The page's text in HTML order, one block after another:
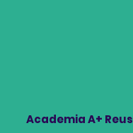
Academia A+ Reus